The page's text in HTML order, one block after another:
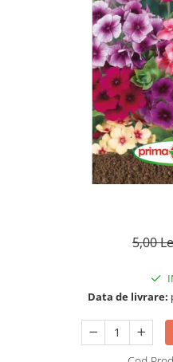
5,00
Data de livrare: